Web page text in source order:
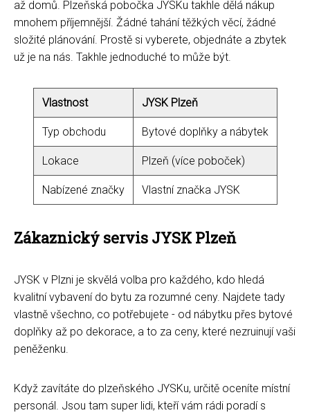
až domů. Plzeňská pobočka JYSKu takhle dělá nákup
mnohem příjemnější. Žádné tahání těžkých věcí, žádné
složité plánování. Prostě si vyberete, objednáte a zbytek
už je na nás. Takhle jednoduché to může být.
Vlastnost JYSK Plzeň
Typ obchodu Bytové doplňky a nábytek
Lokace Plzeň (více poboček)
Nabízené značky Vlastní značka JYSK
Zákaznický servis JYSK Plzeň
JYSK v Plzni je skvělá volba pro každého, kdo hledá
kvalitní vybavení do bytu za rozumné ceny. Najdete tady
vlastně všechno, co potřebujete - od nábytku přes bytové
doplňky až po dekorace, a to za ceny, které nezruinují vaši
peněženku.
Když zavítáte do plzeňského JYSKu, určitě oceníte místní
personál. Jsou tam super lidi, kteří vám rádi poradí s